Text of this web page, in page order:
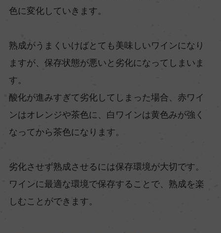
色に変化していきます。
熟成がうまくいけばとても美味しいワインになり
ますが、保存状態が悪いと劣化になってしまいま
す。
酸化が進みすぎて劣化してしまった場合、赤ワイ
ンはオレンジや茶色に、白ワインは黄色みが強く
なってから茶色になります。
劣化させず熟成させるには保存環境が大切です。
ワインに最適な環境で保存することで、熟成を楽
しむことができます。